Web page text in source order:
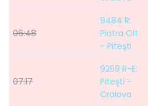
06:48
9484 R:
Piatra Olt
- Piteşti
07:17
9259 R-E:
Piteşti -
Craiova